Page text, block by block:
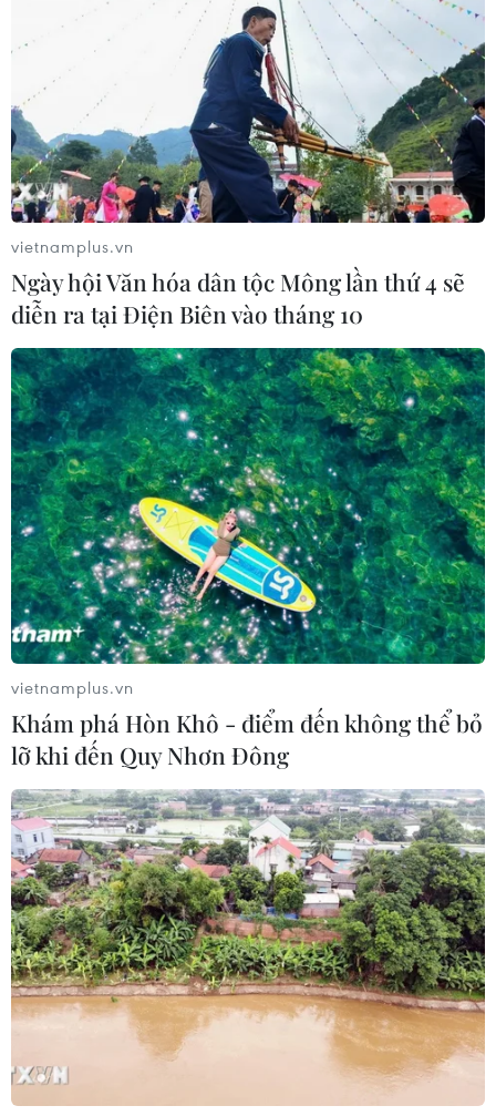
vietnamplus.vn
Ngày hội Văn hóa dân tộc Mông lần thứ 4 sẽ
diễn ra tại Điện Biên vào tháng 10
vietnamplus.vn
Khám phá Hòn Khô - điểm đến không thể bỏ
lỡ khi đến Quy Nhơn Đông